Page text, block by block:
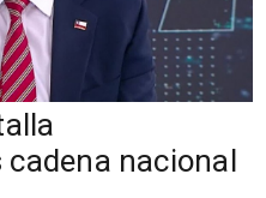
nacional